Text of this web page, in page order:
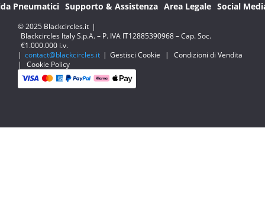
Pneumatici Supporto & Assistenza Area Legale Social
© 2025 Blackcircles.it |
Blackcircles Italy S.p.A. – P. IVA IT12885390968 – Cap. Soc.
€1.000.000 i.v.
| contact@blackcircles.it | Gestisci Cookie |
Condizioni di Vendita
|
Cookie Policy